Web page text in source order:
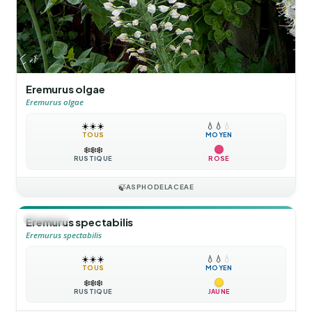
Eremurus olgae
Eremurus olgae
☀️☀️☀️
TOUS
💧 💧 💧
MOYEN
❄️❄️❄️
RUSTIQUE ROSE
🍃ASPHODELACEAE
🪴VIVACE
Eremurus spectabilis
Eremurus spectabilis
☀️☀️☀️
TOUS
💧 💧 💧
MOYEN
❄️❄️❄️
RUSTIQUE JAUNE